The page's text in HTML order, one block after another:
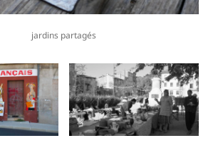
jardins partagés